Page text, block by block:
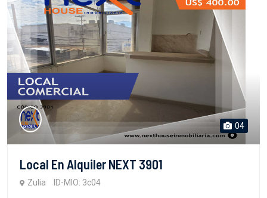
04
Local En Alquiler NEXT 3901
Zulia ID-MIO: 3c04